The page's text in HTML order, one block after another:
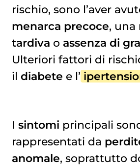
rischio, sono l’aver
menarca precoce, una
tardiva o assenza di
Ulteriori fattori di
il diabete e l’
I sintomi principali
rappresentati da
anomale, soprattutto